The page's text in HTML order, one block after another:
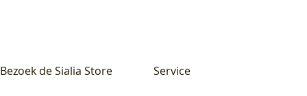
Bezoek de Sialia Store Service